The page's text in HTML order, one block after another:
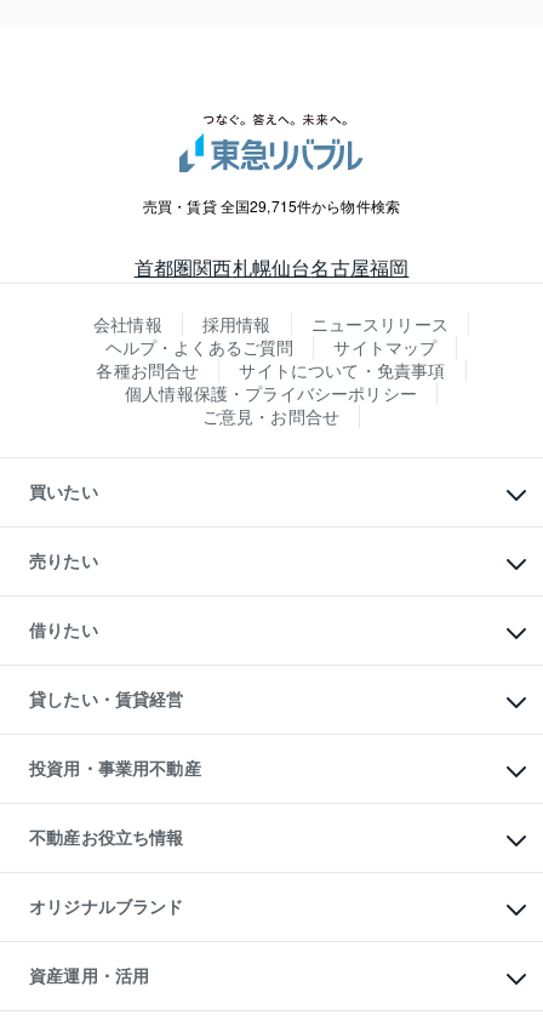
売買・賃貸 全国29,715件から物件検索
首都圏関西札幌仙台名古屋福岡
会社情報 採用情報
ニュースリリース
ヘルプ・よくあるご質問
サイトマップ
各種お問合せ
サイトについて・免責事項
個人情報保護・プライバシーポリシー
ご意見・お問合せ
買いたい
新築・分譲マンションの購入
中古マンションの購入
一戸建ての購入
中古一戸建ての購入
不動産購入の流れ
注目キーワード物件特集
購入ガイド
English 繁体中文簡体中文
売りたい
一戸建ての売却・査定
土地の売却・査定
スピードAI査定
不動産査定について
不動産売却の流れ
不動産買換えの流れ
売却ガイド
借りたい
オフィス・店舗の賃貸
借りるときの流れ
借りるガイド
貸したい・賃貸経営
マンション賃料データ
賃貸管理プラン
リロケーションについて
貸すガイド
投資用・事業用不動産
事業用不動産
マンション投資
投資用マンション
アパート経営
収益物件
ビル購入（ビル一棟）
投資用不動産の売却査定
事業用不動産の売却査定
不動産お役立ち情報
マンションライブラリー
人気マンションランキング
暮らしに役立つ不動産メディア
不動産相場・不動産価格情報
オリジナルブランド
一棟リノベーションマンション
L`GENTE（ルジェンテ）
区分リノベーションマンション
資産運用・活用